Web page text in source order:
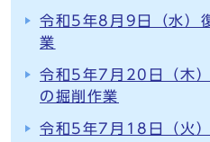
令和5年8月9日（水）
業
令和5年7月20日（木
の掘削作業
令和5年7月18日（火